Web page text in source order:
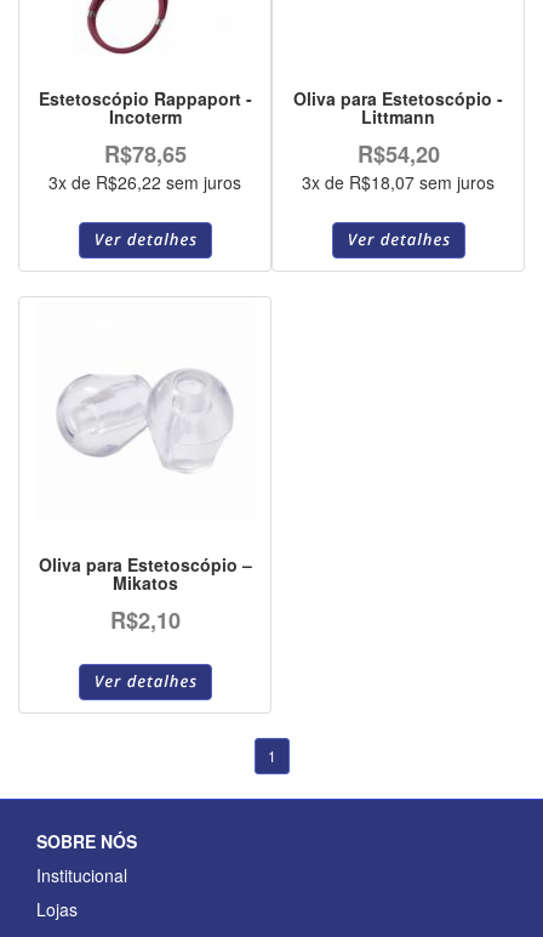
Estetoscópio Rappaport -
Incoterm
R$78,65
3x de R$26,22 sem juros
Oliva para Estetoscópio -
Littmann
R$54,20
3x de R$18,07 sem juros
Oliva para Estetoscópio –
Mikatos
R$2,10
1
SOBRE NÓS
Institucional
Lojas